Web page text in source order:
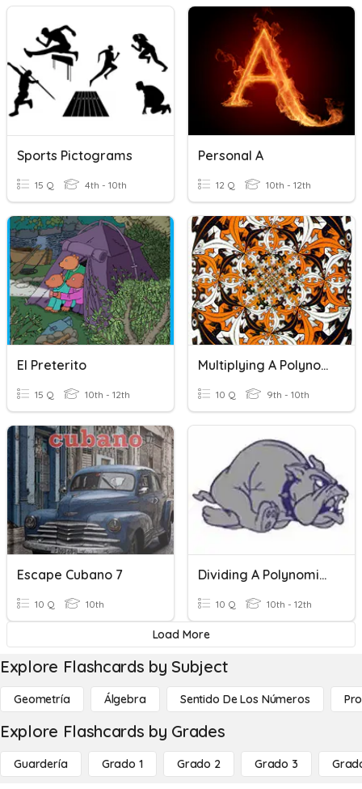
Sports Pictograms
15 Q 4th - 10th
Personal A
12 Q 10th - 12th
El Preterito
15 Q 10th - 12th
Multiplying A Polynomial By A Monomial
10 Q 9th - 10th
Escape Cubano 7
10 Q 10th
Dividing A Polynomial By A Monomial
10 Q 10th - 12th
Load More
Explore Flashcards by Subject
Geometría Álgebra Sentido De Los Números
Explore Flashcards by Grades
Guardería Grado 1 Grado 2 Grado 3